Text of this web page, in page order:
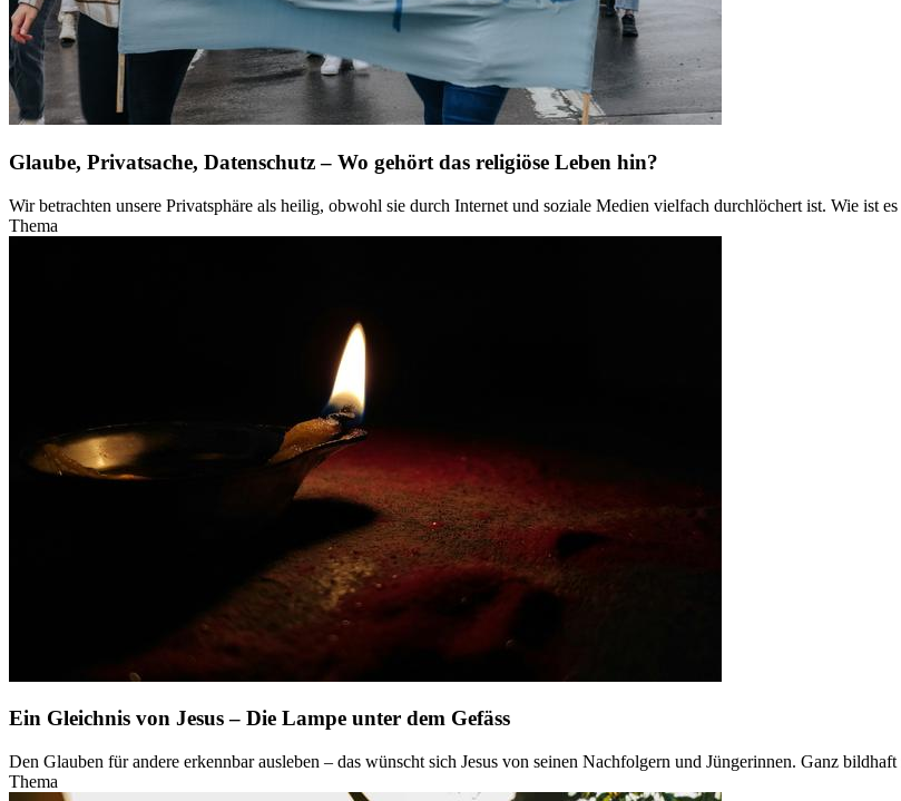
Glaube, Privatsache, Datenschutz – Wo gehört das religiöse Leben hin?
Wir betrachten unsere Privatsphäre als heilig, obwohl sie durch Internet und soziale Medien vielfach durchlöchert ist. Wie ist
Thema
Ein Gleichnis von Jesus – Die Lampe unter dem Gefäss
Den Glauben für andere erkennbar ausleben – das wünscht sich Jesus von seinen Nachfolgern und Jüngerinnen. Ganz
Thema